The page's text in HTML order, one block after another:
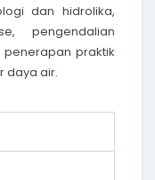
dan hidrolika,
pengendalian
praktik
daya air.